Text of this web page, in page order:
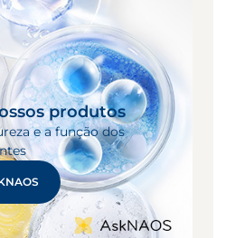
produtos
e a função dos